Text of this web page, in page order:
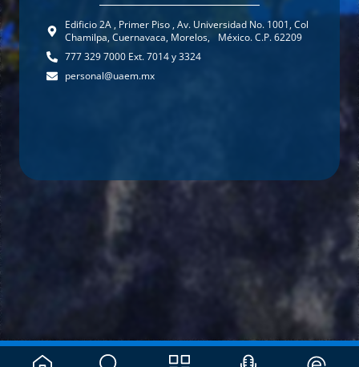
Edificio 2A , Primer Piso , Av. Universidad No. 1001, Col
Chamilpa, Cuernavaca, Morelos, México. C.P. 62209
777 329 7000 Ext. 7014 y 3324
personal@uaem.mx